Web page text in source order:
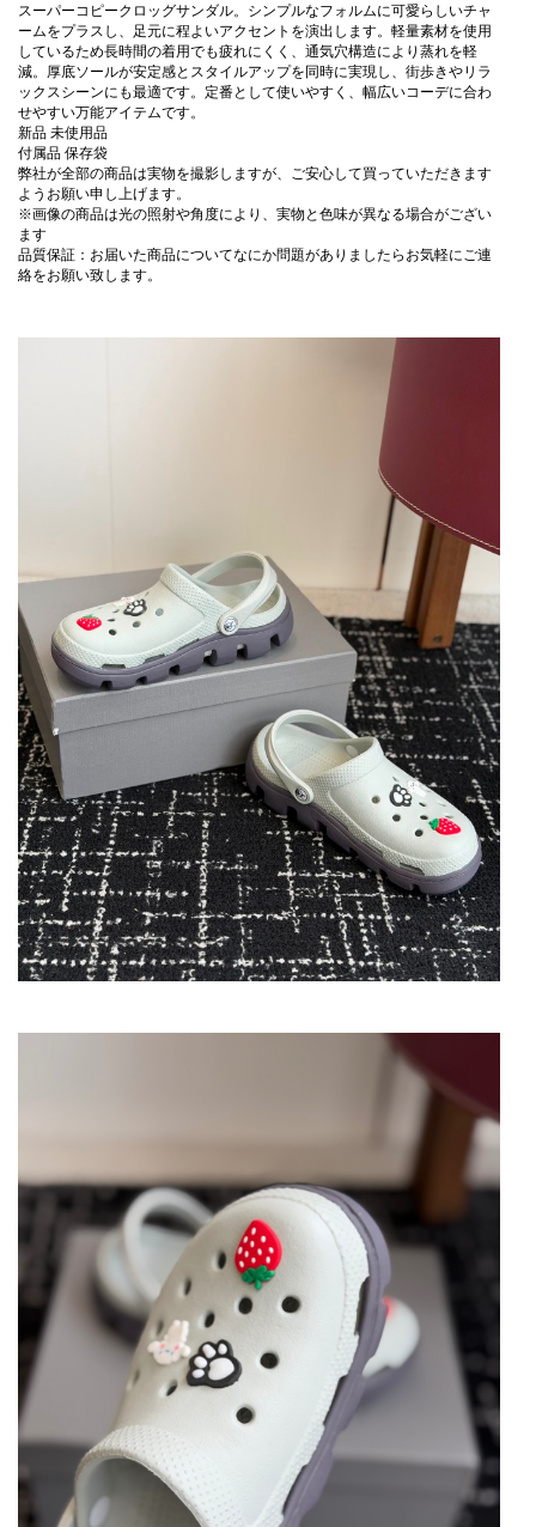
スーパーコピークロッグサンダル。シンプルなフォルムに可愛らしいチャ
ームをプラスし、足元に程よいアクセントを演出します。軽量素材を使用
しているため長時間の着用でも疲れにくく、通気穴構造により蒸れを軽
減。厚底ソールが安定感とスタイルアップを同時に実現し、街歩きやリラ
ックスシーンにも最適です。定番として使いやすく、幅広いコーデに合わ
せやすい万能アイテムです。
新品 未使用品
付属品 保存袋
弊社が全部の商品は実物を撮影しますが、ご安心して買っていただきます
ようお願い申し上げます。
※画像の商品は光の照射や角度により、実物と色味が異なる場合がござい
ます
品質保証：お届いた商品についてなにか問題がありましたらお気軽にご連
絡をお願い致します。